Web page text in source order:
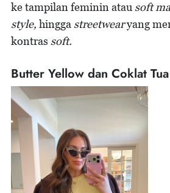
ke tampilan feminin atau soft
style, hingga streetwearyang
kontras soft.
Butter Yellow dan Coklat Tua